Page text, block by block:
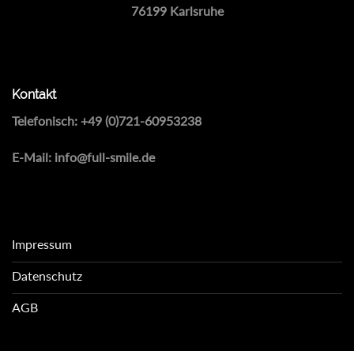
76199 Karlsruhe
Kontakt
Telefonisch: +49 (0)721-60953238
E-Mail: info@full-smile.de
Impressum
Datenschutz
AGB